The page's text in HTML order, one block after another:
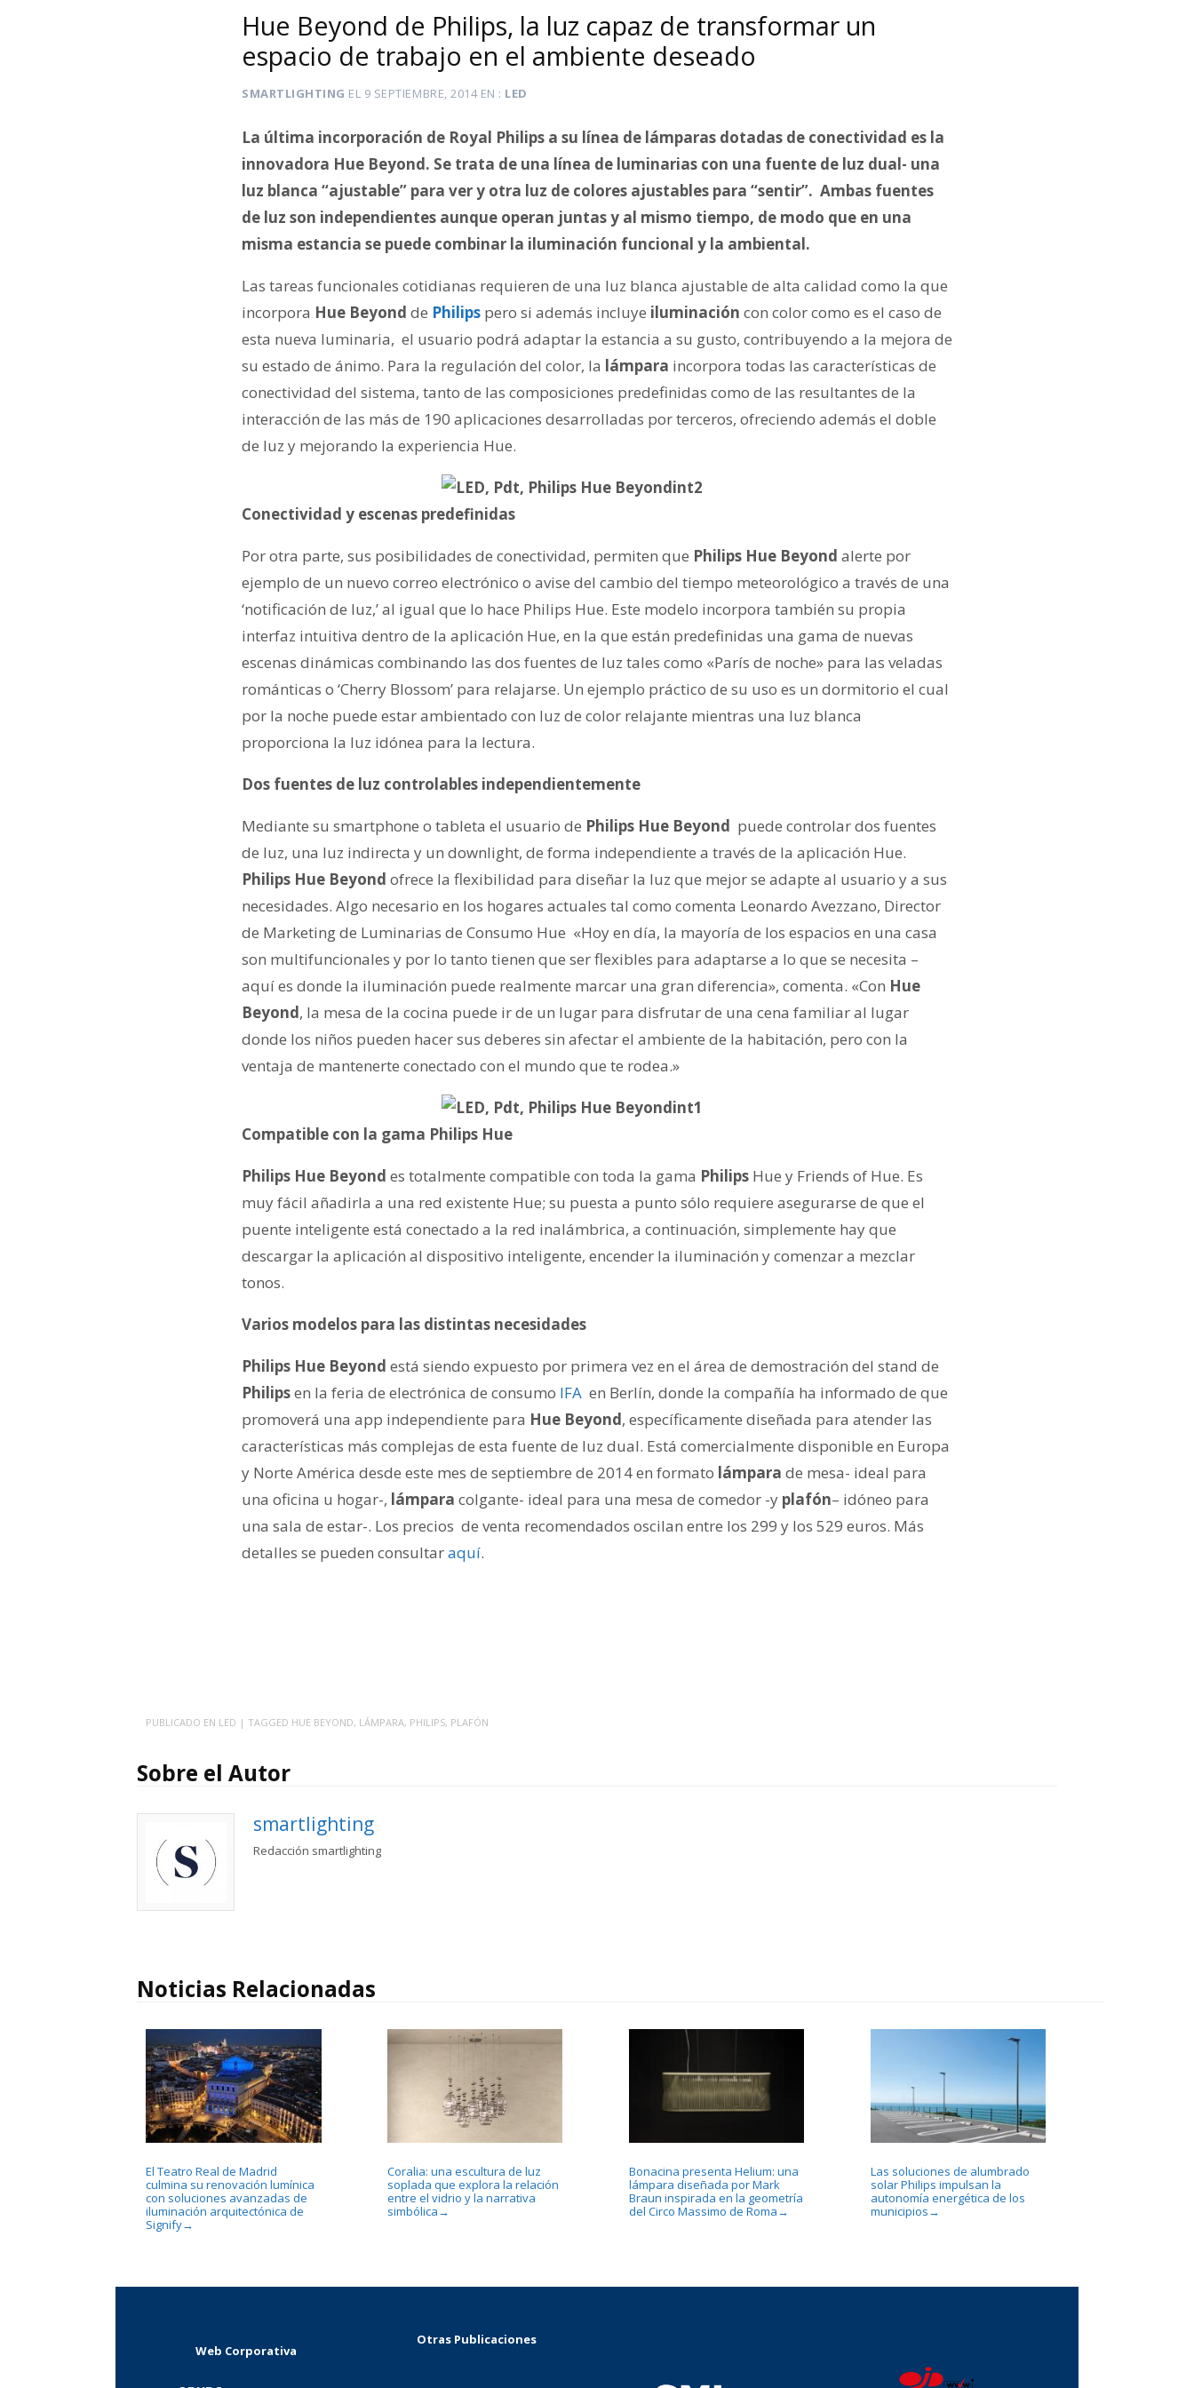
Hue Beyond de Philips, la luz capaz de transformar un
espacio de trabajo en el ambiente deseado
SMARTLIGHTING EL 9 SEPTIEMBRE, 2014EN LED
La última incorporación de Royal Philips a su línea de lámparas dotadas de conectividad es la
innovadora Hue Beyond. Se trata de una línea de luminarias con una fuente de luz dual- una
luz blanca “ajustable” para ver y otra luz de colores ajustables para “sentir”. Ambas fuentes
de luz son independientes aunque operan juntas y al mismo tiempo, de modo que en una
misma estancia se puede combinar la iluminación funcional y la ambiental.
Las tareas funcionales cotidianas requieren de una luz blanca ajustable de alta calidad como la que
incorpora Hue Beyond de Philips pero si además incluye iluminación con color como es el caso de
esta nueva luminaria, el usuario podrá adaptar la estancia a su gusto, contribuyendo a la mejora de
su estado de ánimo. Para la regulación del color, la lámpara incorpora todas las características de
conectividad del sistema, tanto de las composiciones predefinidas como de las resultantes de la
interacción de las más de 190 aplicaciones desarrolladas por terceros, ofreciendo además el doble
de luz y mejorando la experiencia Hue.
Conectividad y escenas predefinidas
Por otra parte, sus posibilidades de conectividad, permiten que Philips Hue Beyond alerte por
ejemplo de un nuevo correo electrónico o avise del cambio del tiempo meteorológico a través de una
‘notificación de luz,’ al igual que lo hace Philips Hue. Este modelo incorpora también su propia
interfaz intuitiva dentro de la aplicación Hue, en la que están predefinidas una gama de nuevas
escenas dinámicas combinando las dos fuentes de luz tales como «París de noche» para las veladas
románticas o ‘Cherry Blossom’ para relajarse. Un ejemplo práctico de su uso es un dormitorio el cual
por la noche puede estar ambientado con luz de color relajante mientras una luz blanca
proporciona la luz idónea para la lectura.
Dos fuentes de luz controlables independientemente
Mediante su smartphone o tableta el usuario de Philips Hue Beyond puede controlar dos fuentes
de luz, una luz indirecta y un downlight, de forma independiente a través de la aplicación Hue.
Philips Hue Beyond ofrece la flexibilidad para diseñar la luz que mejor se adapte al usuario y a sus
necesidades. Algo necesario en los hogares actuales tal como comenta Leonardo Avezzano, Director
de Marketing de Luminarias de Consumo Hue «Hoy en día, la mayoría de los espacios en una casa
son multifuncionales y por lo tanto tienen que ser flexibles para adaptarse a lo que se necesita –
aquí es donde la iluminación puede realmente marcar una gran diferencia», comenta. «Con Hue
Beyond, la mesa de la cocina puede ir de un lugar para disfrutar de una cena familiar al lugar
donde los niños pueden hacer sus deberes sin afectar el ambiente de la habitación, pero con la
ventaja de mantenerte conectado con el mundo que te rodea.»
Compatible con la gama Philips Hue
Philips Hue Beyond es totalmente compatible con toda la gama Philips Hue y Friends of Hue. Es
muy fácil añadirla a una red existente Hue; su puesta a punto sólo requiere asegurarse de que el
puente inteligente está conectado a la red inalámbrica, a continuación, simplemente hay que
descargar la aplicación al dispositivo inteligente, encender la iluminación y comenzar a mezclar
tonos.
Varios modelos para las distintas necesidades
Philips Hue Beyond está siendo expuesto por primera vez en el área de demostración del stand de
Philipsen la feria de electrónica de consumo IFA en Berlín, donde la compañía ha informado de que
promoverá una app independiente para Hue Beyond, específicamente diseñada para atender las
características más complejas de esta fuente de luz dual. Está comercialmente disponible en Europa
y Norte América desde este mes de septiembre de 2014 en formato lámpara de mesa- ideal para
una oficina u hogar-, lámpara colgante- ideal para una mesa de comedor -y plafón– idóneo para
una sala de estar-. Los precios de venta recomendados oscilan entre los 299 y los 529 euros. Más
detalles se pueden consultaraquí.
PUBLICADO EN LED | TAGGED HUE BEYOND, LÁMPARA, PHILIPS, PLAFÓN
Sobre el Autor
smartlighting
Redacción smartlighting
Noticias Relacionadas
El Teatro Real de Madrid
culmina su renovación lumínica
con soluciones avanzadas de
iluminación arquitectónica de
Signify→
Coralia: una escultura de luz
soplada que explora la relación
entre el vidrio y la narrativa
simbólica →
Bonacina presenta Helium: una
lámpara diseñada por Mark
Braun inspirada en la geometría
del Circo Massimo de Roma →
Las soluciones de alumbrado
solar Philips impulsan la
autonomía energética de los
municipios →
Web Corporativa
Otras Publicaciones